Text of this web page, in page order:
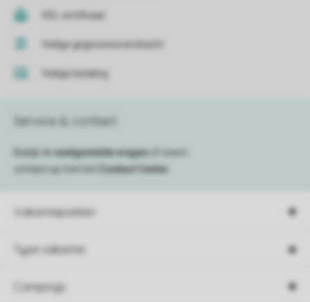
SSL certificaat
Veilige gegevensoverdracht
Veilige betaling
Vakantieparken
Type vakantie
Campings
Service & contact
Bekijk de veelgestelde vragen
of neem
contact op met het
Contact Center